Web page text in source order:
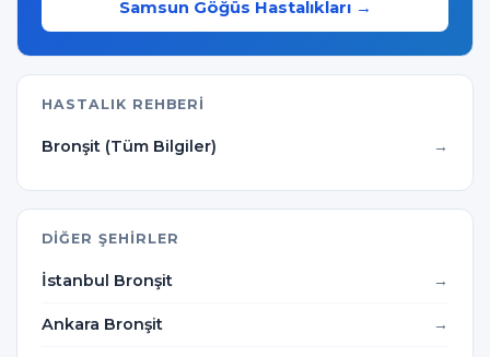
Samsun Göğüs Hastalıkları →
HASTALIK REHBERI
Bronşit (Tüm Bilgiler)
DIĞER ŞEHIRLER
İstanbul Bronşit
Ankara Bronşit